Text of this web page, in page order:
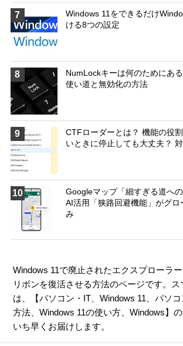
7
Windows 11をできるだけ
ける8つの設定
8
NumLockキーは何のためにあ
使い道と無効化の方法
9
CTFローダーとは？ 機能の役
いときに停止しても大丈夫？
10
Googleマップ「細すぎる道への
AI活用「狭路回避機能」がグロ
み
Windows 11で廃止されたエクスプローラ
リボンを復活させる方法のページです。
は、【パソコン・IT 、Windows 11 、パソ
方法 、Windows 11の使い方 、Windows】
いち早くお届けします。